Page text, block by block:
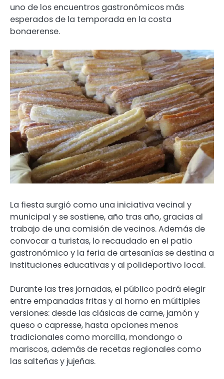
uno de los encuentros gastronómicos más
esperados de la temporada en la costa
bonaerense.
La fiesta surgió como una iniciativa vecinal y
municipal y se sostiene, año tras año, gracias al
trabajo de una comisión de vecinos. Además de
convocar a turistas, lo recaudado en el patio
gastronómico y la feria de artesanías se destina a
instituciones educativas y al polideportivo local.
Durante las tres jornadas, el público podrá elegir
entre empanadas fritas y al horno en múltiples
versiones: desde las clásicas de carne, jamón y
queso o capresse, hasta opciones menos
tradicionales como morcilla, mondongo o
mariscos, además de recetas regionales como
las salteñas y jujeñas.